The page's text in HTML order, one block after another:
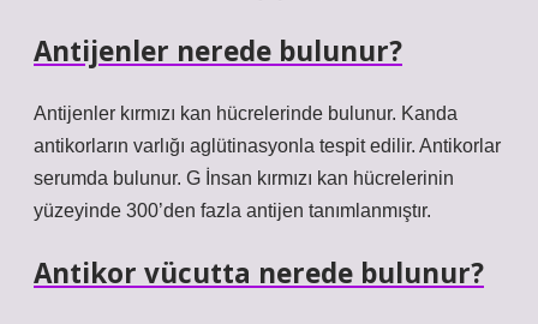
Antijenler nerede bulunur?
Antijenler kırmızı kan hücrelerinde bulunur. Kanda
antikorların varlığı aglütinasyonla tespit edilir. Antikorlar
serumda bulunur. G İnsan kırmızı kan hücrelerinin
yüzeyinde 300’den fazla antijen tanımlanmıştır.
Antikor vücutta nerede bulunur?